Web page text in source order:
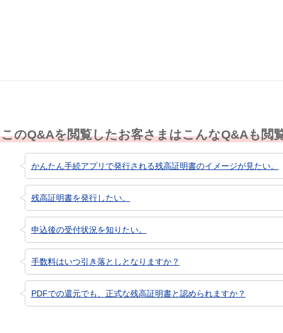
このQ&Aを閲覧したお客さまはこんなQ&Aも閲
かんたん手続アプリで発行される残高証明書のイメージが見たい。
残高証明書を発行したい。
申込後の受付状況を知りたい。
手数料はいつ引き落としとなりますか？
PDFでの還元でも、正式な残高証明書と認められますか？